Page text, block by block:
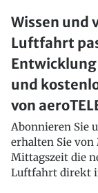
Wissen und
Luftfahrt
und
von
Abonnieren Sie
erhalten Sie
Mittagszeit die
Luftfahrt direkt